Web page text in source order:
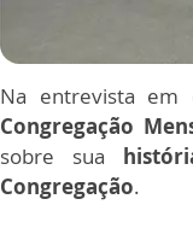
Na entrevista em
Congregação
sobre sua
Congregação.